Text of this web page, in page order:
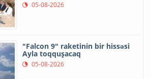
05-08-2026
"Falcon 9" raketinin bir hissəsi
Ayla toqquşacaq
05-08-2026